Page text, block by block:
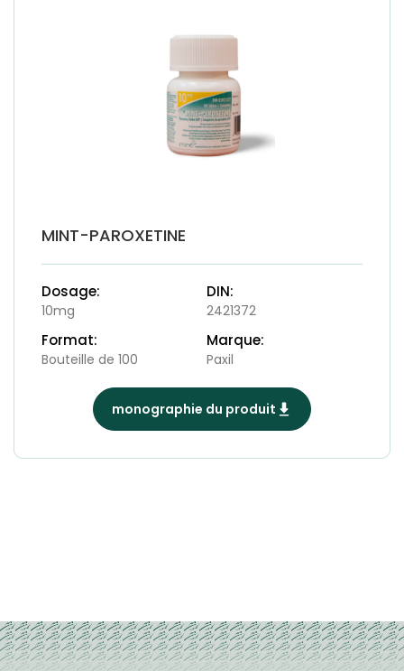
MINT-PAROXETINE
Dosage:
10mg
DIN:
2421372
Format:
Bouteille de 100
Marque:
Paxil
monographie du produit